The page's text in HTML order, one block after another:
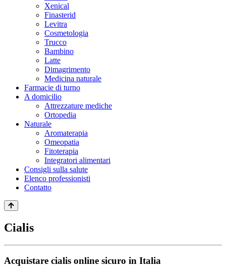
Xenical
Finasterid
Levitra
Cosmetologia
Trucco
Bambino
Latte
Dimagrimento
Medicina naturale
Farmacie di turno
A domicilio
Attrezzature mediche
Ortopedia
Naturale
Aromaterapia
Omeopatia
Fitoterapia
Integratori alimentari
Consigli sulla salute
Elenco professionisti
Contatto
Cialis
Acquistare cialis online sicuro in Italia